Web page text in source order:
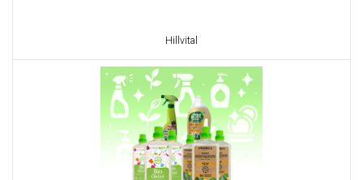
Hillvital